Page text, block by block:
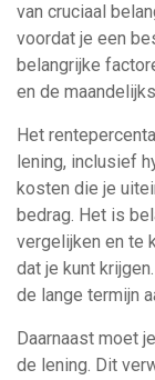
van cruciaal
voordat je een
belangrijke
en de
Het
lening, inclusief
kosten die je
bedrag. Het is
vergelijken en te
dat je kunt
de lange termijn
Daarnaast moet
de lening. Dit